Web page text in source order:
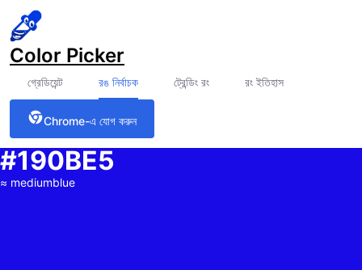
Color Picker
গ্রেডিয়েন্ট রঙ নির্বাচক ট্রেন্ডিং রং রং ইতিহাস
Chrome-এ যোগ করুন
#190BE5
≈ mediumblue